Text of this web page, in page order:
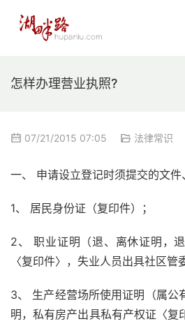
怎样办理营业执照?
07/21/2015 07:05 法律常识
一、 申请设立登记时须提交的文件
1、 居民身份证（复印件）；
2、 职业证明（退、离休证明，
〈复印件〉，失业人员出具社区管
3、 生产经营场所使用证明（属公
明，私有房产出具私有产权证〈复